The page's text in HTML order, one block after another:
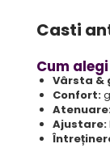
Casti
Cum
Vârsta &
Confort:
Ajustare: